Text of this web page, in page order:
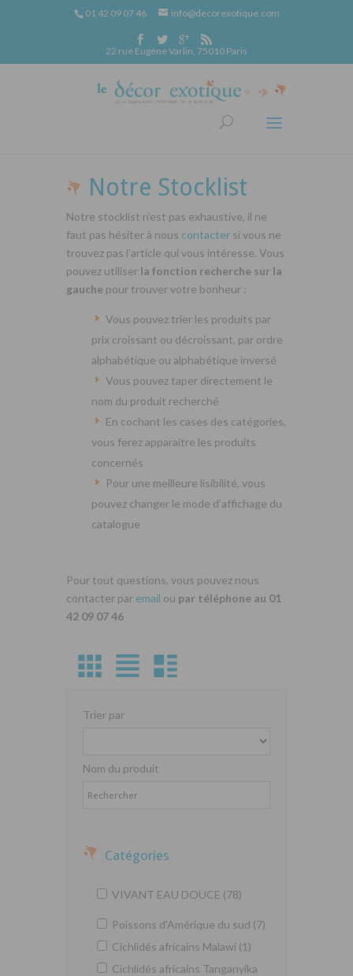
01 42 09 07 46 info@decorexotique.com
22 rue Eugène Varlin, 75010 Paris
Notre Stocklist
Notre stocklist n’est pas exhaustive, il ne
faut pas hésiter à nous contacter si vous ne
trouvez pas l’article qui vous intéresse. Vous
pouvez utiliser la fonction recherche sur la
gauche pour trouver votre bonheur :
Vous pouvez trier les produits par
prix croissant ou décroissant, par ordre
alphabétique ou alphabétique inversé
Vous pouvez taper directement le
nom du produit recherché
En cochant les cases des catégories,
vous ferez apparaitre les produits
concernés
Pour une meilleure lisibilité, vous
pouvez changer le mode d’affichage du
catalogue
Pour tout questions, vous pouvez nous
contacter par email ou par téléphone au 01
42 09 07 46
Trier par
Nom du produit
Catégories
VIVANT EAU DOUCE (78)
Poissons d'Amérique du sud (7)
Cichlidés africains Malawi (1)
Cichlidés africains Tanganyika